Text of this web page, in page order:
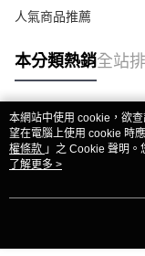
人氣商品推薦
本分類熱銷全站
熱門標籤
本網站中使用 cookie，欲
望在電腦上使用 cookie 時
權條款 」之 Cookie 聲明
用條款之 Cookie 聲明使用
了解更多 >